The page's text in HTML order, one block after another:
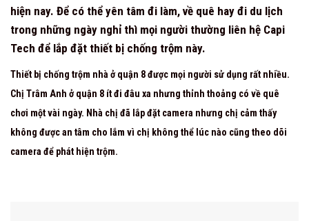
hiện nay. Để có thể yên tâm đi làm, về quê hay đi du lịch
trong những ngày nghỉ thì mọi người thường liên hệ Capi
Tech để lắp đặt thiết bị chống trộm này.
Thiết bị chống trộm nhà ở quận 8 được mọi người sử dụng rất nhiều.
Chị Trâm Anh ở quận 8 ít đi đâu xa nhưng thỉnh thoảng có về quê
chơi một vài ngày. Nhà chị đã lắp đặt camera nhưng chị cảm thấy
không được an tâm cho lắm vì chị không thể lúc nào cũng theo dõi
camera để phát hiện trộm.